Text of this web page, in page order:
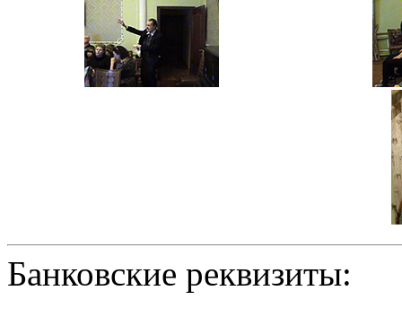
Банковские реквизиты: